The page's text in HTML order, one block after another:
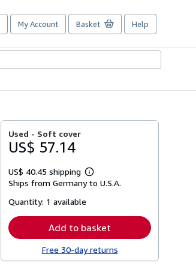
My Account Basket Help
Used - Soft cover
US$ 57.14
US$ 40.45 shipping
Learn
more
Ships from Germany to U.S.A.
Quantity: 1 available
Add to basket
Free 30-day returns